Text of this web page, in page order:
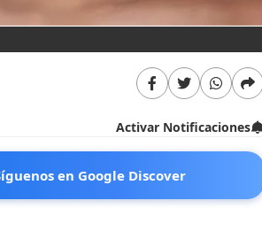
Activar Notificaciones
en Google Discover